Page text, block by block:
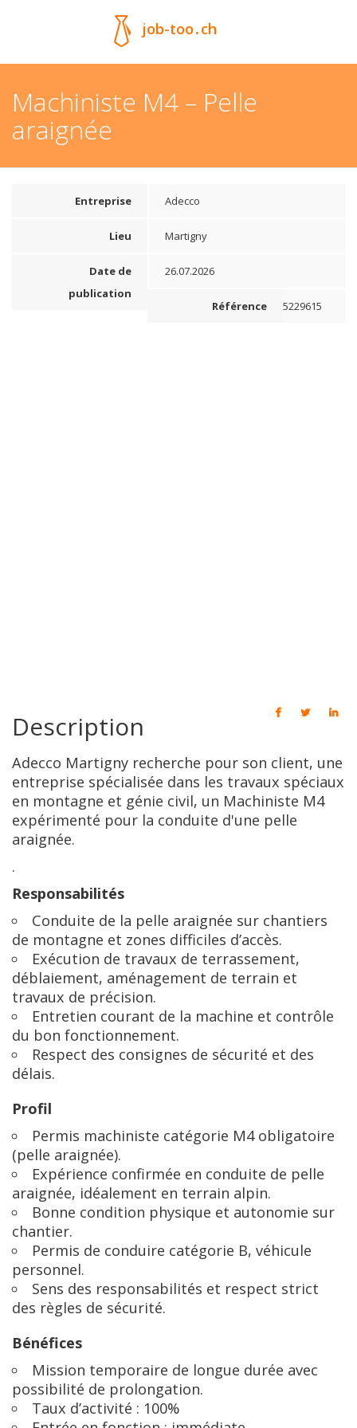
job-too.ch
Machiniste M4 – Pelle
araignée
Entreprise Adecco
Lieu Martigny
Date de
publication
26.07.2026
Référence 5229615
Description
Adecco Martigny recherche pour son client, une
entreprise spécialisée dans les travaux spéciaux
en montagne et génie civil, un Machiniste M4
expérimenté pour la conduite d'une pelle
araignée.
.
Responsabilités
Conduite de la pelle araignée sur chantiers
de montagne et zones difficiles d’accès.
Exécution de travaux de terrassement,
déblaiement, aménagement de terrain et
travaux de précision.
Entretien courant de la machine et contrôle
du bon fonctionnement.
Respect des consignes de sécurité et des
délais.
Profil
Permis machiniste catégorie M4 obligatoire
(pelle araignée).
Expérience confirmée en conduite de pelle
araignée, idéalement en terrain alpin.
Bonne condition physique et autonomie sur
chantier.
Permis de conduire catégorie B, véhicule
personnel.
Sens des responsabilités et respect strict
des règles de sécurité.
Bénéfices
Mission temporaire de longue durée avec
possibilité de prolongation.
Taux d’activité : 100%